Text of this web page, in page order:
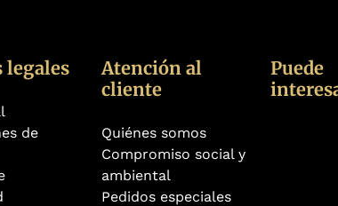
legales
de
Atención al
cliente
Quiénes somos
Compromiso social y
ambiental
Pedidos especiales
Puede